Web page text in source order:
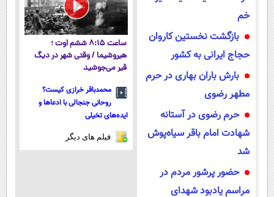
خم
بازگشت نخستین کاروان
حجاج ایرانی به کشور
بارش باران بهاری در حرم
مطهر رضوی
حرم رضوی در آستانه
شهادت امام باقر سیاه‌پوش
شد
حضور پرشور مردم در
مراسم یادبود شهدای
ساعت ۸:۱۵ ششم اوت ؛
هیروشیما / وقتی شهر در دیگ
قیر می‌جوشید
محمدباقر خرازی کیست؟
روحانی جنجالی با ادعاها و
ایده‌های تخیلی
فیلم های دیگر